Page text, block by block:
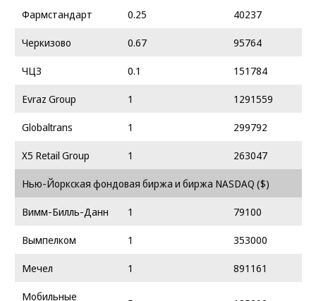
Фармстандарт
0.25
40237
Черкизово
0.67
95764
ЧЦЗ
0.1
151784
Evraz Group
1
1291559
Globaltrans
1
299792
X5 Retail Group
1
263047
Нью-Йоркская фондовая биржа и биржа NASDAQ ($)
Вимм-Билль-Данн
1
79100
Вымпелком
1
353000
Мечел
1
891161
Мобильные